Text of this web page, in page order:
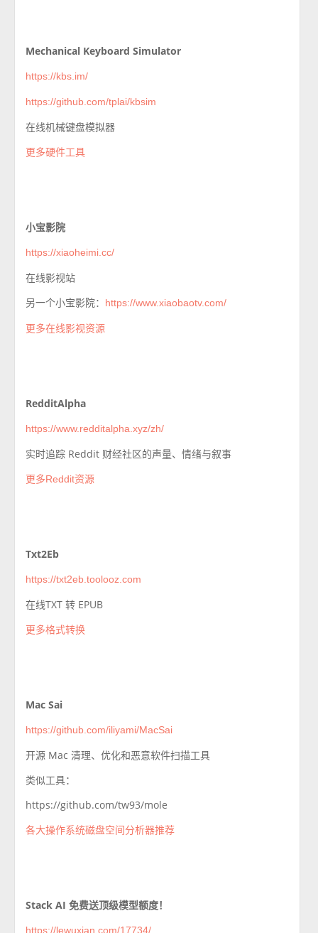
Mechanical Keyboard Simulator
https://kbs.im/
https://github.com/tplai/kbsim
在线机械键盘模拟器
更多硬件工具
小宝影院
https://xiaoheimi.cc/
在线影视站
另一个小宝影院：
https://www.xiaobaotv.com/
更多在线影视资源
RedditAlpha
https://www.redditalpha.xyz/zh/
实时追踪 Reddit 财经社区的声量、情绪与叙事
更多Reddit资源
Txt2Eb
https://txt2eb.toolooz.com
在线TXT 转 EPUB
更多格式转换
Mac Sai
https://github.com/iliyami/MacSai
开源 Mac 清理、优化和恶意软件扫描工具
类似工具：
https://github.com/tw93/mole
各大操作系统磁盘空间分析器推荐
Stack AI 免费送顶级模型额度！
https://lewuxian.com/17734/